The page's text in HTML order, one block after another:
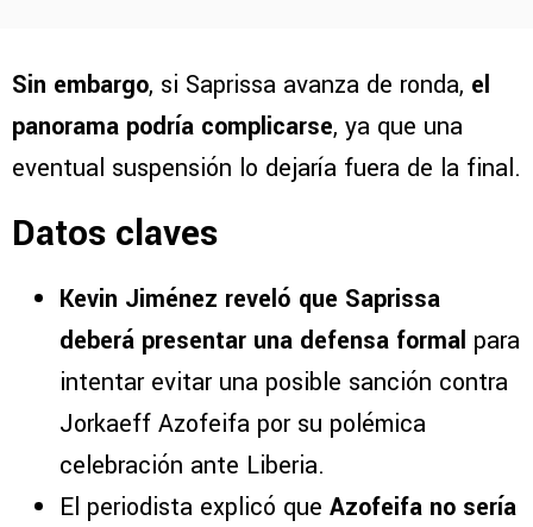
Sin embargo, si Saprissa avanza de ronda, el
panorama podría complicarse, ya que una
eventual suspensión lo dejaría fuera de la final.
Datos claves
Kevin Jiménez reveló que Saprissa
deberá presentar una defensa formal para
intentar evitar una posible sanción contra
Jorkaeff Azofeifa por su polémica
celebración ante Liberia.
El periodista explicó que Azofeifa no sería